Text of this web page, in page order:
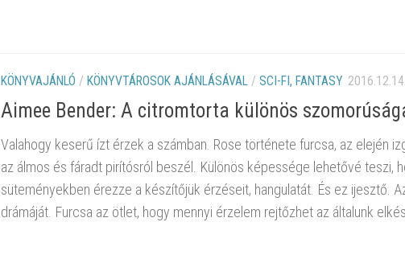
KÖNYVAJÁNLÓ / KÖNYVTÁROSOK AJÁNLÁSÁVAL / SCI-FI, FANTASY 2016.12.14.
Aimee Bender: A citromtorta különös
Valahogy keserű ízt érzek a számban. Rose története furcsa, az elején
az álmos és fáradt pirítósról beszél. Különös képessége lehetővé teszi,
süteményekben érezze a készítőjük érzéseit, hangulatát. És ez ijesztő.
drámáját. Furcsa az ötlet, hogy mennyi érzelem rejtőzhet az általunk